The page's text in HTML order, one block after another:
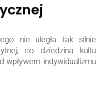
nie uległa tak silnie
co dziedzina kultu
wpływem indywidualizmu